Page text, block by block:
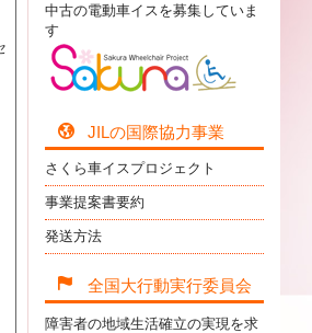
中古の電動車イスを募集していま
す
JILの国際協力事業
さくら車イスプロジェクト
事業提案書要約
発送方法
全国大行動実行委員会
障害者の地域生活確立の実現を求